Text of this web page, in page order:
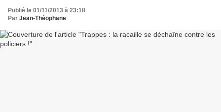
Publié le 01/11/2013 à 23:18
Par Jean-Théophane